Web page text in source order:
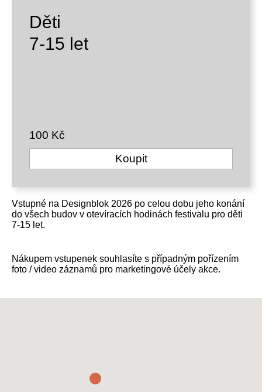
Děti
7-15 let
100 Kč
Koupit
Vstupné na Designblok 2026 po celou dobu jeho konání
do všech budov v otevíracích hodinách festivalu pro děti
7-15 let.
Nákupem vstupenek souhlasíte s případným pořízením
foto / video záznamů pro marketingové účely akce.